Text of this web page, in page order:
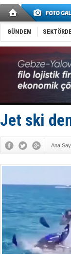
GÜNDEM
Jet ski
Ana